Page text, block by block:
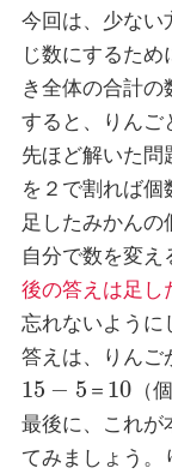
今回は、少ない
じ数にするため
き全体の合計の
すると、りんご
先ほど解いた
を２で割れば
足したみかんの
自分で数を変え
後の答えは足し
忘れないように
答えは、りんご
15 − 5 ＝ 10 （
最後に、これが
てみましょう。